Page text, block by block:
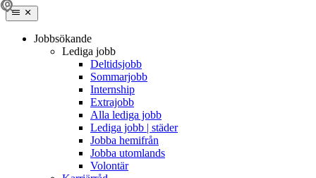
Jobbsökande
Lediga jobb
Deltidsjobb
Sommarjobb
Internship
Extrajobb
Alla lediga jobb
Lediga jobb | städer
Jobba hemifrån
Jobba utomlands
Volontär